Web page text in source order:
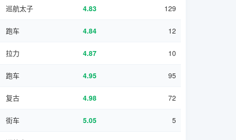
巡航太子 4.83 129
跑车 4.84 12
拉力 4.87 10
跑车 4.95 95
复古 4.98 72
街车 5.05 5